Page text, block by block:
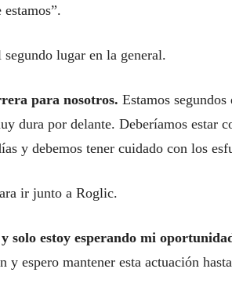
segundo lugar en la general.
para nosotros. Estamos
dura por delante. Deberíamos estar
y debemos tener cuidado con los
ir junto a Roglic.
solo estoy esperando mi
y espero mantener esta actuación